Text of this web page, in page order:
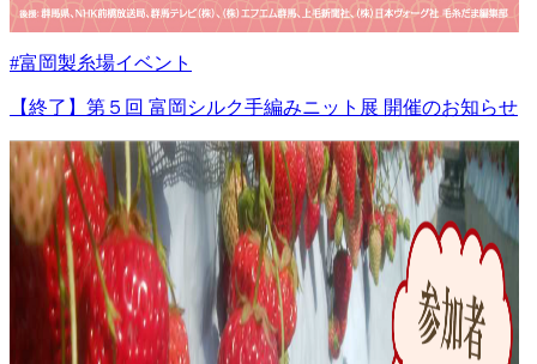
#富岡製糸場イベント
【終了】第５回 富岡シルク手編みニット展 開催のお知らせ